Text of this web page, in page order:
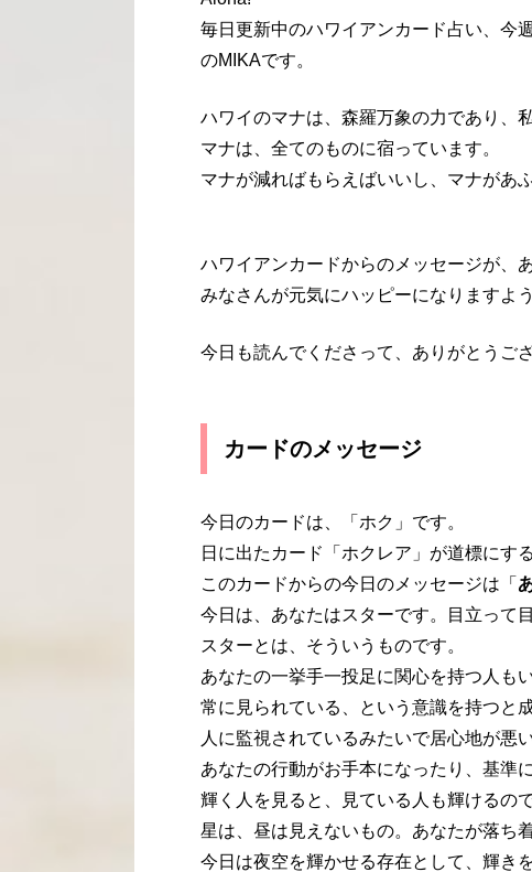
毎日更新中のハワイアンカード占い、今
のMIKAです。
ハワイのマナは、森羅万象の力であり、
マナは、全てのものに宿っています。
マナが減ればもらえばいいし、マナがあ
ハワイアンカードからのメッセージが、
みなさんが元気にハッピーになりますよう
今日も読んでくださって、ありがとうござ
カードのメッセージ
今日のカードは、「ホク」です。
日に出たカード「ホクレア」が道標にす
このカードからの今日のメッセージは「
今日は、あなたはスターです。目立って
スターとは、そういうものです。
あなたの一挙手一投足に関心を持つ人も
常に見られている、という意識を持つと
人に監視されているみたいで居心地が悪
あなたの行動がお手本になったり、基準
輝く人を見ると、見ている人も輝けるので
星は、昼は見えないもの。あなたが落ち
今日は夜空を輝かせる存在として、輝き